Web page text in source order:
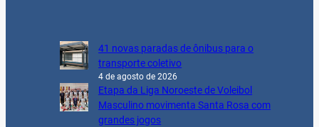
41 novas paradas de ônibus para o
transporte coletivo
4 de agosto de 2026
Etapa da Liga Noroeste de Voleibol
Masculino movimenta Santa Rosa com
grandes jogos